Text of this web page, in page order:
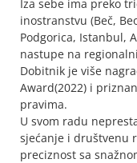
Iza sebe ima preko
inostranstvu (Beč,
Podgorica, Istanbul,
nastupe na
Dobitnik je više
Award(2022) i
pravima.
U svom radu
sjećanje i društvenu
preciznost sa